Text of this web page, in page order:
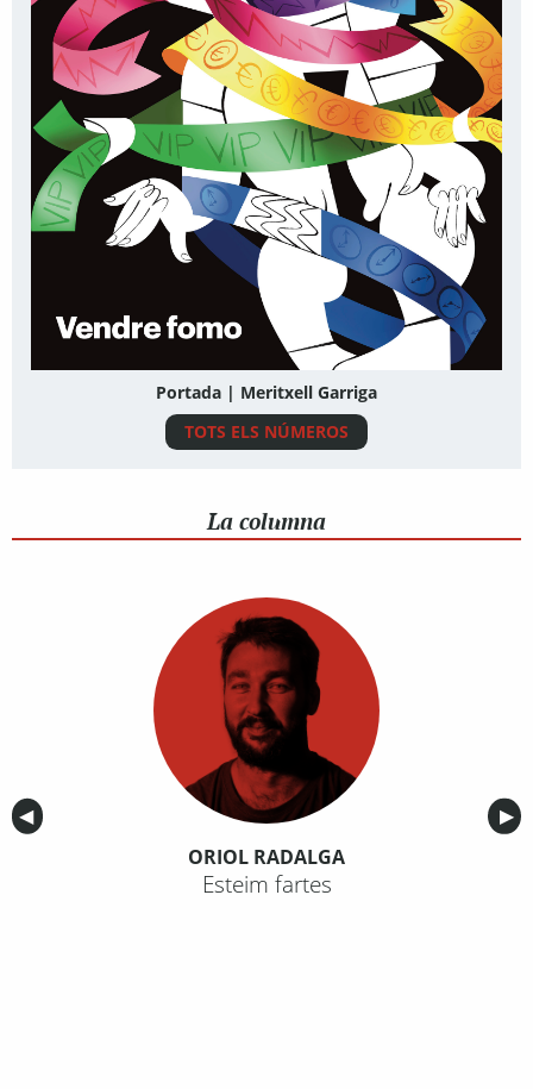
Portada | Meritxell Garriga
TOTS ELS NÚMEROS
La columna
Anterior
◀︎ ▶︎
ORIOL RADALGA
Esteim fartes